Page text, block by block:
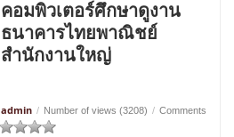
คอมพิวเตอร์ศึกษาดูงาน
ธนาคารไทยพาณิชย์
สำนักงานใหญ่
admin / Number of views (3208) / Comments